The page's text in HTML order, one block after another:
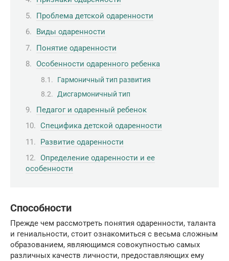
Проблема детской одаренности
Виды одаренности
Понятие одаренности
Особенности одаренного ребенка
Гармоничный тип развития
Дисгармоничный тип
Педагог и одаренный ребенок
Специфика детской одаренности
Развитие одаренности
Определение одаренности и ее
особенности
Способности
Прежде чем рассмотреть понятия одаренности, таланта
и гениальности, стоит ознакомиться с весьма сложным
образованием, являющимся совокупностью самых
различных качеств личности, предоставляющих ему